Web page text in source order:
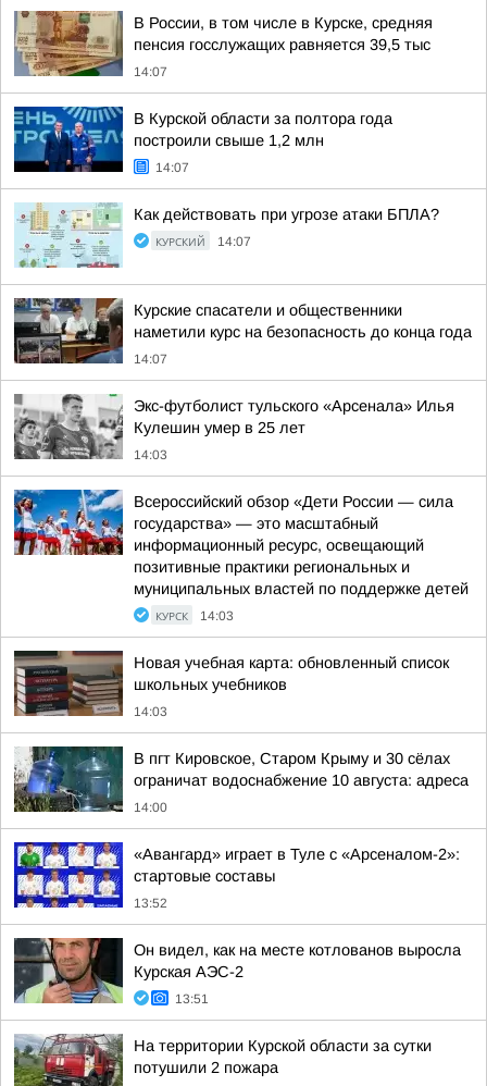
В России, в том числе в Курске, средняя
пенсия госслужащих равняется 39,5 тыс
14:07
В Курской области за полтора года
построили свыше 1,2 млн
14:07
Как действовать при угрозе атаки БПЛА?
КУРСКИЙ 14:07
Курские спасатели и общественники
наметили курс на безопасность до конца года
14:07
Экс-футболист тульского «Арсенала» Илья
Кулешин умер в 25 лет
14:03
Всероссийский обзор «Дети России — сила
государства» — это масштабный
информационный ресурс, освещающий
позитивные практики региональных и
муниципальных властей по поддержке детей
КУРСК 14:03
Новая учебная карта: обновленный список
школьных учебников
14:03
В пгт Кировское, Старом Крыму и 30 сёлах
ограничат водоснабжение 10 августа: адреса
14:00
«Авангард» играет в Туле с «Арсеналом-2»:
стартовые составы
13:52
Он видел, как на месте котлованов выросла
Курская АЭС-2
13:51
На территории Курской области за сутки
потушили 2 пожара